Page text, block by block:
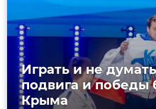
Играть и не
подвига и победы
Крыма